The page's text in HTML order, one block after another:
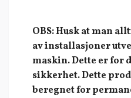
OBS: Husk at man
av installasjoner
maskin. Dette er for
sikkerhet. Dette
beregnet for